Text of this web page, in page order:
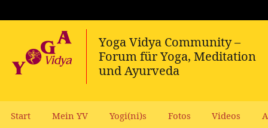
Start Mein YV Yogi(ni)s Fotos Videos